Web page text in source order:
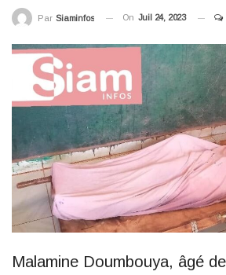
Par Siaminfos On Juil 24, 2023
Malamine Doumbouya, âgé